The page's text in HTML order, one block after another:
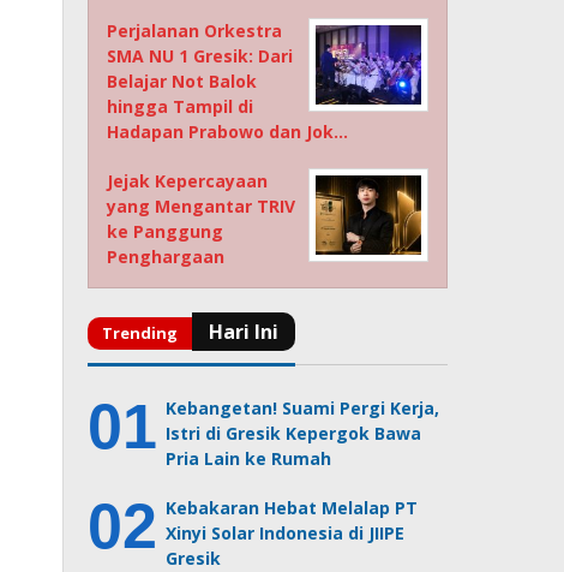
Perjalanan Orkestra
SMA NU 1 Gresik: Dari
Belajar Not Balok
hingga Tampil di
Hadapan Prabowo dan Jok…
Jejak Kepercayaan
yang Mengantar TRIV
ke Panggung
Penghargaan
Kebangetan! Suami Pergi Kerja,
Istri di Gresik Kepergok Bawa
Pria Lain ke Rumah
Kebakaran Hebat Melalap PT
Xinyi Solar Indonesia di JIIPE
Gresik